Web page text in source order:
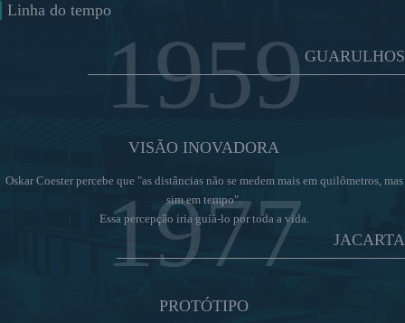
GUARULHOS
JACARTA
Linha do tempo
1959
VISÃO INOVADORA
Oskar Coester percebe que "as distâncias não se medem mais em quilômetros, mas
sim em tempo".
Essa percepção iria guiá-lo por toda a vida.
1977
PROTÓTIPO